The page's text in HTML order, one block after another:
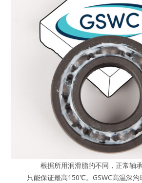
根据所用润滑脂的不同，正常轴
只能保证最高150℃。GSWC高温深沟